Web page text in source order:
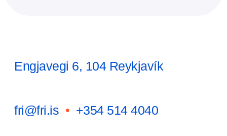
Engjavegi 6, 104 Reykjavík
fri@fri.is • +354 514 4040